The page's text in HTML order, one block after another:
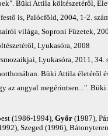
Büki Attila költészetéről,
is, Palócföld, 2004, 1-2.
világa, Soproni Füzetek,
Lyukasóra, 2008
Lyukasóra, 2011, 34.
Büki Attila életéről
az angyal megérintsen...".
(1986-1994), Győr (1987),
Szeged (1996),